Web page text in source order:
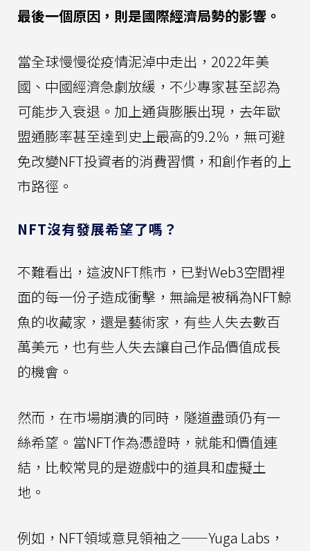
最後一個原因，則是國際經濟局勢的影響。
當全球慢慢從疫情泥淖中走出，2022年美
國、中國經濟急劇放緩，不少專家甚至認為
可能步入衰退。加上通貨膨脹出現，去年歐
盟通膨率甚至達到史上最高的9.2％，無可避
免改變NFT投資者的消費習慣，和創作者的上
市路徑。
NFT沒有發展希望了嗎？
不難看出，這波NFT熊市，已對Web3空間裡
面的每一份子造成衝擊，無論是被稱為NFT鯨
魚的收藏家，還是藝術家，有些人失去數百
萬美元，也有些人失去讓自己作品價值成長
的機會。
然而，在市場崩潰的同時，隧道盡頭仍有一
絲希望。當NFT作為憑證時，就能和價值連
結，比較常見的是遊戲中的道具和虛擬土
地。
例如，NFT領域意見領袖之——Yuga Labs，